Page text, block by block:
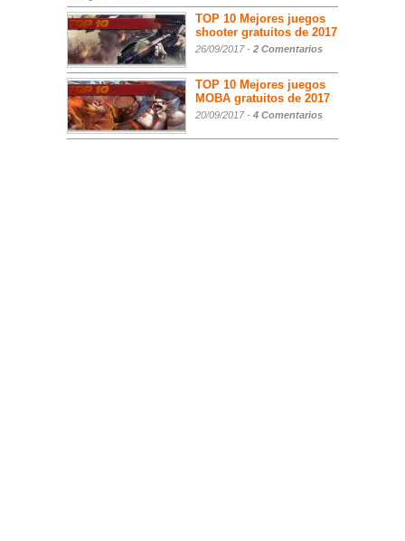
TOP 10 Mejores juegos
shooter gratuitos de 2017
26/09/2017 - 2 Comentarios
TOP 10 Mejores juegos
MOBA gratuitos de 2017
20/09/2017 - 4 Comentarios